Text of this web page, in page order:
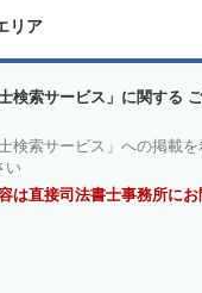
リア
検索サービス」に関する
検索サービス」への掲載
い
は直接司法書士事務所に